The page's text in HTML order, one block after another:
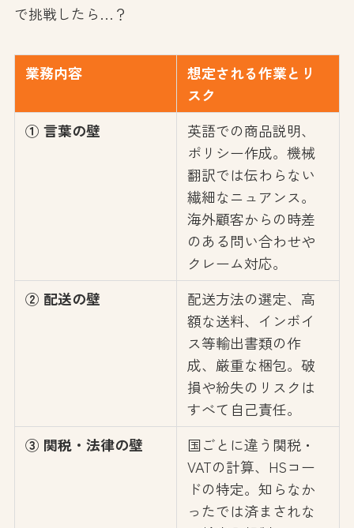
で挑戦したら…？
業務内容
想定される作業とリ
スク
① 言葉の壁
英語での商品説明、
ポリシー作成。機械
翻訳では伝わらない
繊細なニュアンス。
海外顧客からの時差
のある問い合わせや
クレーム対応。
② 配送の壁
配送方法の選定、高
額な送料、インボイ
ス等輸出書類の作
成、厳重な梱包。破
損や紛失のリスクは
すべて自己責任。
③ 関税・法律の壁
国ごとに違う関税・
VATの計算、HSコー
ドの特定。知らなか
ったでは済まされな